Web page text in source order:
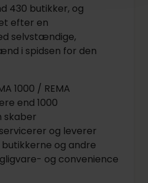
430 butikker, og
efter en
selvstændige,
i spidsen for den
1000 / REMA
end 1000
skaber
og leverer
butikkerne og andre
og convenience